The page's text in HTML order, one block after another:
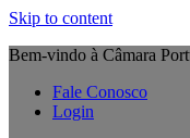
Skip to content
Bem-vindo à Câmara
Fale Conosco
Login